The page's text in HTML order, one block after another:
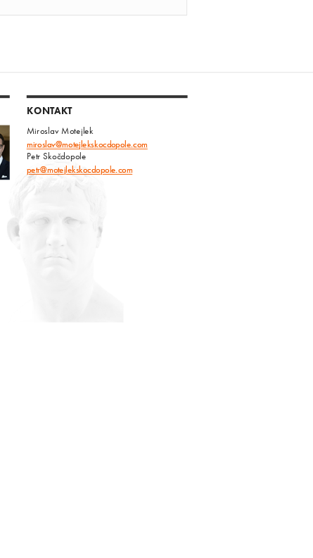
KONTAKT
Miroslav Motejlek
miroslav@motejlekskocdopole.com
Petr Skočdopole
petr@motejlekskocdopole.com